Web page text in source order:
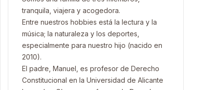
de entrada de la casa
tranquila, viajera y acogedora.
Entre nuestros hobbies está la lectura y la
música; la naturaleza y los deportes,
especialmente para nuestro hijo (nacido en
2010).
El padre, Manuel, es profesor de Derecho
Constitucional en la Universidad de Alicante